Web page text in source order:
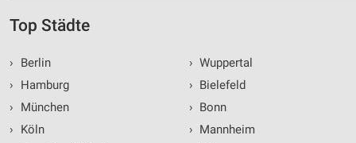
Top Städte
›
Berlin
›
Hamburg
›
München
›
Köln
› Wuppertal
› Bielefeld
› Bonn
› Mannheim